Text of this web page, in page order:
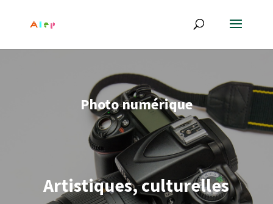
Photo numérique
Artistiques, culturelles